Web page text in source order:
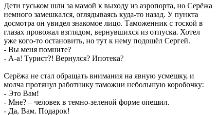
Дети гуськом шли за мамой к выходу из аэропорта, но Серёжа
немного замешкался, оглядываясь куда-то назад. У пункта
досмотра он увидел знакомое лицо. Таможенник с тоской в
глазах провожал взглядом, вернувшихся из отпуска. Хотел
уже кого-то остановить, но тут к нему подошёл Сергей.
- Вы меня помните?
- А-а! Турист?! Вернулся? Ипотека?
Серёжа не стал обращать внимания на явную усмешку, и
молча протянул работнику таможни небольшую коробочку:
- Это Вам!
- Мне? – человек в темно-зеленой форме опешил.
- Да, Вам. Подарок!